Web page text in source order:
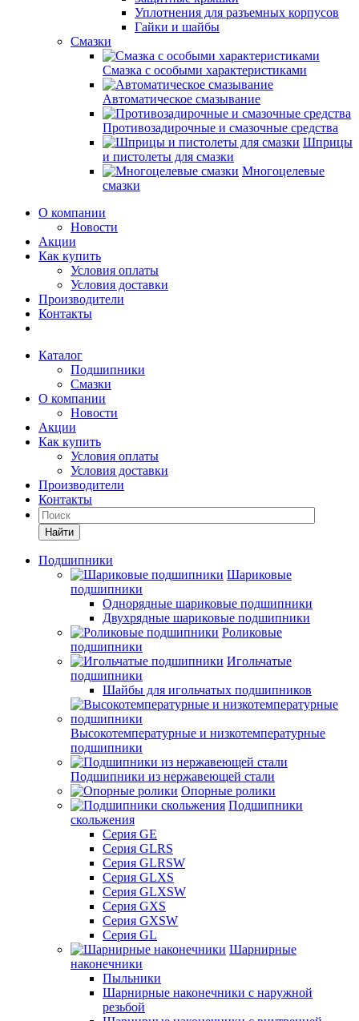
Уплотнения для разъемных корпусов
Гайки и шайбы
Смазки
Смазка с особыми характеристиками
Автоматическое смазывание
Противозадирочные и смазочные средства
Шприцы
и пистолеты для смазки
Многоцелевые
смазки
О компании
Новости
Акции
Как купить
Условия оплаты
Условия доставки
Производители
Контакты
Каталог
Подшипники
Смазки
О компании
Новости
Акции
Как купить
Условия оплаты
Условия доставки
Производители
Контакты
Найти
Подшипники
Шариковые
подшипники
Однорядные шариковые подшипники
Двухрядные шариковые подшипники
Роликовые
подшипники
Игольчатые
подшипники
Шайбы для игольчатых подшипников
Высокотемпературные и низкотемпературные
подшипники
Подшипники из нержавеющей стали
Опорные ролики
Подшипники
скольжения
Серия GE
Серия GLRS
Серия GLRSW
Серия GLXS
Серия GLXSW
Серия GXS
Серия GXSW
Серия GL
Шарнирные
наконечники
Пыльники
Шарнирные наконечники с наружной
резьбой